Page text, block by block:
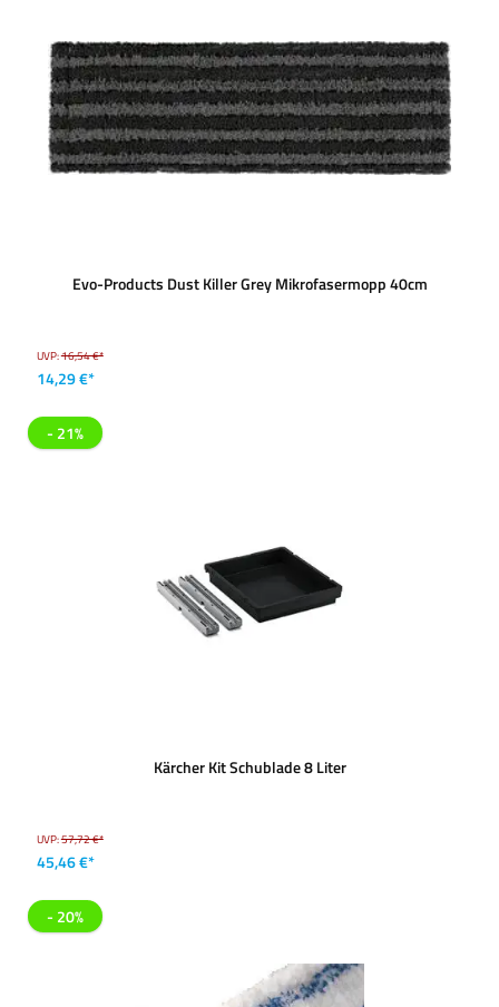
Evo-Products Dust Killer Grey Mikrofasermopp 40cm
UVP:16,54 €*
14,29 €*
- 21%
Kärcher Kit Schublade 8 Liter
UVP:57,72 €*
45,46 €*
- 20%